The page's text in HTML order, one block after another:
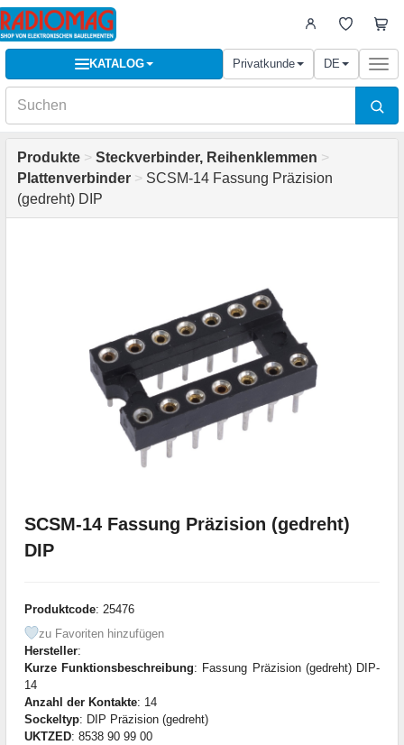
KATALOG Privatkunde DE
Produkte > Steckverbinder, Reihenklemmen >
Plattenverbinder > SCSM-14 Fassung Präzision
(gedreht) DIP
SCSM-14 Fassung Präzision (gedreht)
DIP
Produktcode: 25476
zu Favoriten hinzufügen
Hersteller:
Kurze Funktionsbeschreibung: Fassung Präzision (gedreht) DIP-
14
Anzahl der Kontakte: 14
Sockeltyp: DIP Präzision (gedreht)
UKTZED: 8538 90 99 00